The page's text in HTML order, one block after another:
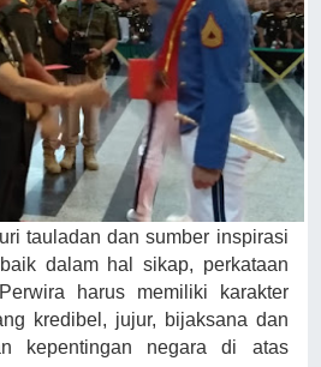
tauladan dan sumber inspirasi
dalam hal sikap, perkataan
harus memiliki karakter
kredibel, jujur, bijaksana dan
kepentingan negara di atas